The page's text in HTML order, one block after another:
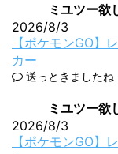
ミユツー欲
2026/8/3
【ポケモンGO】
カー
送っときましたね
ミユツー欲
2026/8/3
【ポケモンGO】